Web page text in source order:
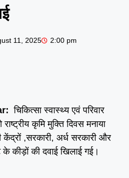
11, 2025
2:00 pm
चिकित्सा स्वास्थ्य एवं परिवार
राष्ट्रीय कृमि मुक्ति दिवस मनाया
,सरकारी, अर्ध सरकारी और
कीड़ों की दवाई खिलाई गई।